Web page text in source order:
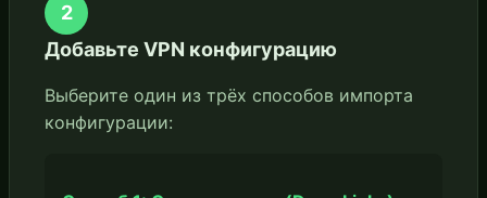
2
Добавьте VPN конфигурацию
Выберите один из трёх способов импорта
конфигурации: